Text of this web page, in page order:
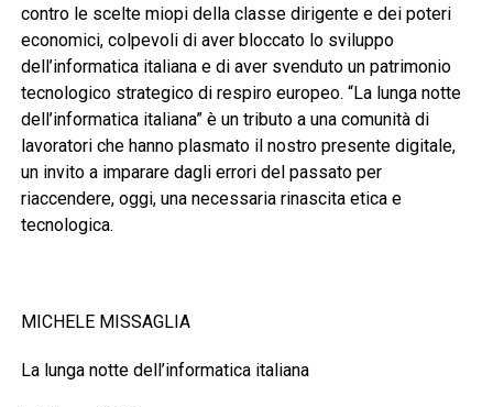
contro le scelte miopi della classe dirigente e dei poteri
economici, colpevoli di aver bloccato lo sviluppo
dell’informatica italiana e di aver svenduto un patrimonio
tecnologico strategico di respiro europeo. “La lunga notte
dell’informatica italiana” è un tributo a una comunità di
lavoratori che hanno plasmato il nostro presente digitale,
un invito a imparare dagli errori del passato per
riaccendere, oggi, una necessaria rinascita etica e
tecnologica.
MICHELE MISSAGLIA
La lunga notte dell’informatica italiana